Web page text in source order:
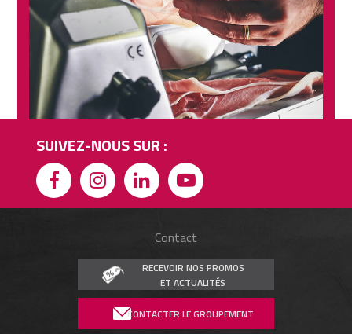
SUIVEZ-NOUS SUR :
Contact
RECEVOIR NOS PROMOS
ET ACTUALITÉS
CONTACTER LE GROUPEMENT